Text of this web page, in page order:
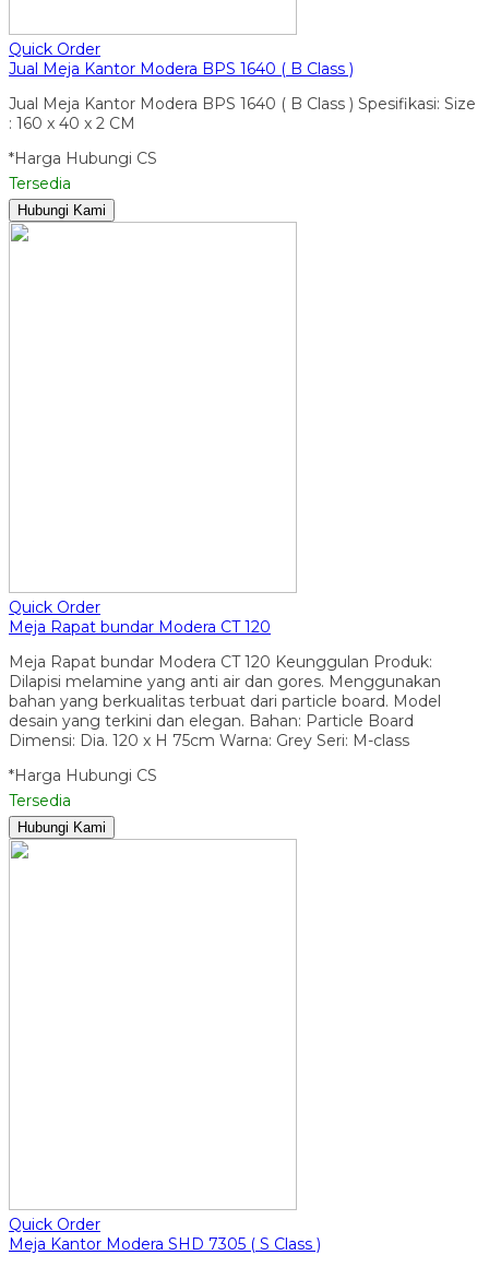
Quick Order
Jual Meja Kantor Modera BPS 1640 ( B Class )
Jual Meja Kantor Modera BPS 1640 ( B Class ) Spesifikasi: Size
: 160 x 40 x 2 CM
*Harga Hubungi CS
Tersedia
Hubungi Kami
Quick Order
Meja Rapat bundar Modera CT 120
Meja Rapat bundar Modera CT 120 Keunggulan Produk:
Dilapisi melamine yang anti air dan gores. Menggunakan
bahan yang berkualitas terbuat dari particle board. Model
desain yang terkini dan elegan. Bahan: Particle Board
Dimensi: Dia. 120 x H 75cm Warna: Grey Seri: M-class
*Harga Hubungi CS
Tersedia
Hubungi Kami
Quick Order
Meja Kantor Modera SHD 7305 ( S Class )